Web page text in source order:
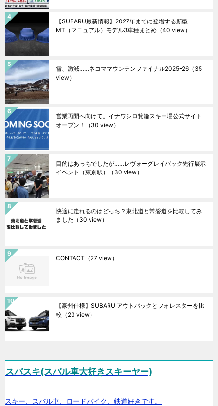
【SUBARU最新情報】2027年までに登場する新型
MT（マニュアル）モデル3車種まとめ （40 view）
雪、激減……ネコママウンテンファイナル2025ｰ26 （35
view）
営業再開へ向けて。イナワシロ箕輪スキー場公式サイト
オープン！
（30 view）
目的はあっちでしたが……レヴォーグレイバック先行展示
イベント（東京駅）
（30 view）
快適に走れるのはどっち？東北道と常磐道を比較してみ
ました （30 view）
CONTACT （27 view）
【豪州仕様】SUBARU アウトバックとフォレスターを比
較 （23 view）
スバスキ(スバル車大好きスキーヤー)
スキー、スバル車、ロードバイク、鉄道好きです。